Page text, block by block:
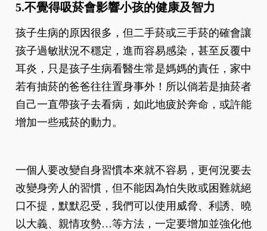
5.不覺得吸菸會影響小孩的健康及智力
孩子生病的原因很多，但二手菸或三手菸的確會讓
孩子過敏狀況不穩定，進而容易感染，甚至反覆中
耳炎，只是孩子生病看醫生常是媽媽的責任，家中
若有抽菸的爸爸往往置身事外！所以倘若是抽菸者
自己一直帶孩子去看病，如此地疲於奔命，或許能
增加一些戒菸的動力。
一個人要改變自身習慣本來就不容易，更何況要去
改變身旁人的習慣，但不能因為怕失敗或困難就絕
口不提，默默忍受，我們可以使用威脅、利誘、曉
以大義、親情攻勢…等方法，一定要增加並強化他